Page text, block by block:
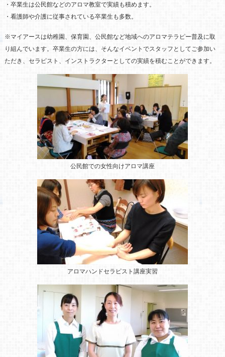
・卒業生は公民館などのアロマ教室で実績も積めます。
・看護師や介護に従事されている卒業生も多数。
※マイアースは幼稚園、保育園、公民館など地域へのアロマテラピー普及に取
り組んでいます。卒業生の方には、そんなイベントでスタッフとしてご参加い
ただき、セラピスト、インストラクターとしての実績を積むことができます。
公民館での女性向けアロマ講座
アロマハンドセラピスト講座実習